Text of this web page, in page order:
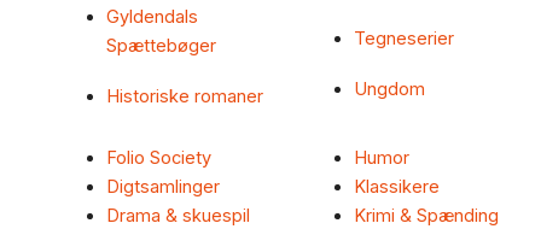
Gyldendals
Spættebøger
Historiske romaner
Tegneserier
Ungdom
Folio Society
Digtsamlinger
Drama & skuespil
Humor
Klassikere
Krimi & Spænding